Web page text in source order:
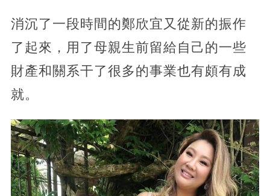
消沉了一段時間的鄭欣宜又從新的振作
了起來，用了母親生前留給自己的一些
財產和關系干了很多的事業也有頗有成
就。